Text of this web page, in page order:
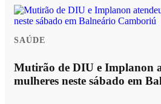
SAÚDE
Mutirão de DIU e Implanon
mulheres neste sábado em